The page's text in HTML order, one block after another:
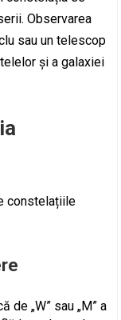
Observarea
sau un telescop
și a galaxiei
constelațiile
de „W” sau „M” a